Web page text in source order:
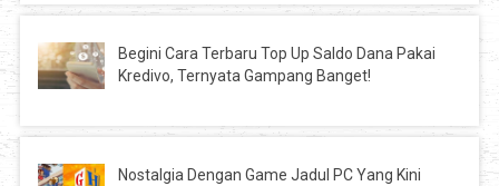
Begini Cara Terbaru Top Up Saldo Dana Pakai
Kredivo, Ternyata Gampang Banget!
Nostalgia Dengan Game Jadul PC Yang Kini